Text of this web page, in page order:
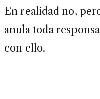
En realidad no,
anula toda
con ello.